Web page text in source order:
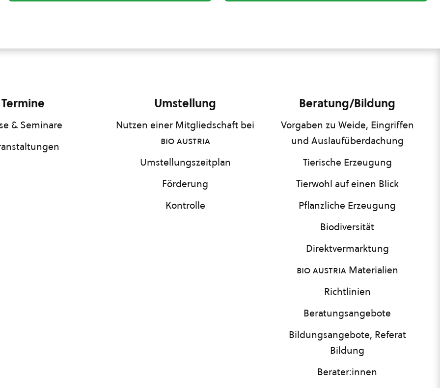
Termine
& Seminare
Umstellung
Nutzen einer Mitgliedschaft bei
bio austria
Umstellungszeitplan
Förderung
Kontrolle
Beratung/Bildung
Vorgaben zu Weide, Eingriffen
und Auslaufüberdachung
Tierische Erzeugung
Tierwohl auf einen Blick
Pflanzliche Erzeugung
Biodiversität
Direktvermarktung
bio austriaMaterialien
Richtlinien
Beratungsangebote
Bildungsangebote, Referat
Bildung
Berater:innen